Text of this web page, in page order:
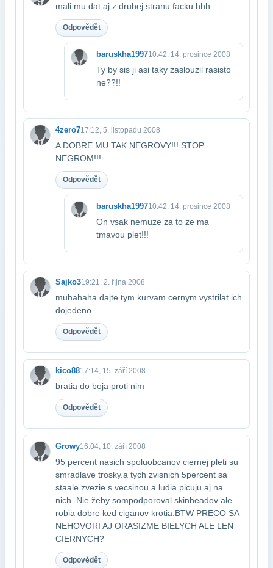
mali mu dat aj z druhej stranu facku hhh
Odpovědět
baruskha199710:42, 14. prosince 2008
Ty by sis ji asi taky zaslouzil rasisto
ne??!!
4zero717:12, 5. listopadu 2008
A DOBRE MU TAK NEGROVY!!! STOP
NEGROM!!!
Odpovědět
baruskha199710:42, 14. prosince 2008
On vsak nemuze za to ze ma
tmavou plet!!!
Sajko319:21, 2. října 2008
muhahaha dajte tym kurvam cernym vystrilat ich
dojedeno ...
Odpovědět
kico8817:14, 15. září 2008
bratia do boja proti nim
Odpovědět
Growy16:04, 10. září 2008
95 percent nasich spoluobcanov ciernej pleti su
smradlave trosky.a tych zvisnich 5​percent sa
staale zvezie s vecsinou a ludia picuju aj na
nich. Nie žeby som​podporoval skinheadov ale
robia dobre ked ciganov krotia.BTW PRECO SA
NEHOVORI AJ O​RASIZME BIELYCH ALE LEN
CIERNYCH?
Odpovědět